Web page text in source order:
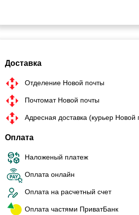
Доставка
Отделение Новой почты
Почтомат Новой почты
Адресная доставка (курьер Новой
Оплата
Наложеный платеж
Оплата онлайн
Оплата на расчетный счет
Оплата частями ПриватБанк